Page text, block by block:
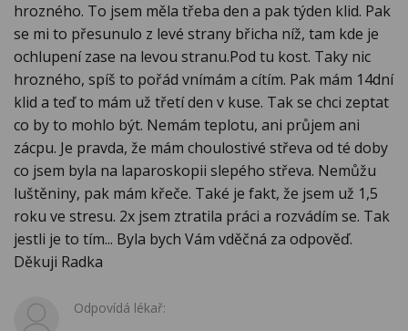
hrozného. To jsem měla třeba den a pak týden klid. Pak
se mi to přesunulo z levé strany břicha níž, tam kde je
ochlupení zase na levou stranu.Pod tu kost. Taky nic
hrozného, spíš to pořád vnímám a cítím. Pak mám 14dní
klid a teď to mám už třetí den v kuse. Tak se chci zeptat
co by to mohlo být. Nemám teplotu, ani průjem ani
zácpu. Je pravda, že mám choulostivé střeva od té doby
co jsem byla na laparoskopii slepého střeva. Nemůžu
luštěniny, pak mám křeče. Také je fakt, že jsem už 1,5
roku ve stresu. 2x jsem ztratila práci a rozvádím se. Tak
jestli je to tím... Byla bych Vám vděčná za odpověď.
Děkuji Radka
Odpovídá lékař: